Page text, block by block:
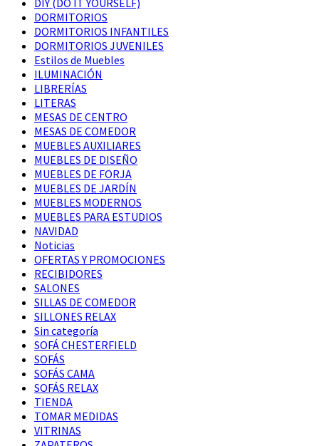
DORMITORIOS
DORMITORIOS INFANTILES
DORMITORIOS JUVENILES
Estilos de Muebles
ILUMINACIÓN
LIBRERÍAS
LITERAS
MESAS DE CENTRO
MESAS DE COMEDOR
MUEBLES AUXILIARES
MUEBLES DE DISEÑO
MUEBLES DE FORJA
MUEBLES DE JARDÍN
MUEBLES MODERNOS
MUEBLES PARA ESTUDIOS
NAVIDAD
Noticias
OFERTAS Y PROMOCIONES
RECIBIDORES
SALONES
SILLAS DE COMEDOR
SILLONES RELAX
Sin categoría
SOFÁ CHESTERFIELD
SOFÁS
SOFÁS CAMA
SOFÁS RELAX
TIENDA
TOMAR MEDIDAS
VITRINAS